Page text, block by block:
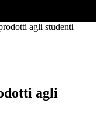
agli studenti
agli